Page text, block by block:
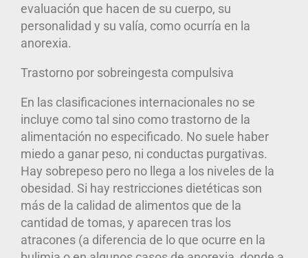
evaluación que hacen de su cuerpo, su
personalidad y su valía, como ocurría en la
anorexia.
Trastorno por sobreingesta compulsiva
En las clasificaciones internacionales no se
incluye como tal sino como trastorno de la
alimentación no especificado. No suele haber
miedo a ganar peso, ni conductas purgativas.
Hay sobrepeso pero no llega a los niveles de la
obesidad. Si hay restricciones dietéticas son
más de la calidad de alimentos que de la
cantidad de tomas, y aparecen tras los
atracones (a diferencia de lo que ocurre en la